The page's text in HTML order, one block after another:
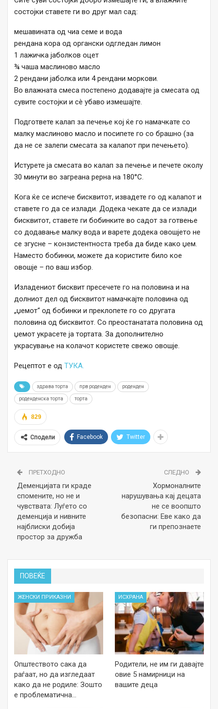
состојки ставете ги во друг мал сад:
мешавината од чиа семе и вода
рендана кора од органски одгледан лимон
1 лажичка јаболков оцет
¾ чаша маслиново масло
2 рендани јаболка или 4 рендани моркови.
Во влажната смеса постепено додавајте ја смесата од
сувите состојки и сè убаво измешајте.
Подгответе калап за печење кој ќе го намачкате со
малку маслиново масло и посипете го со брашно (за
да не се залепи смесата за калапот при печењето).
Истурете ја смесата во калап за печење и печете околу
30 минути во загреана рерна на 180°C.
Кога ќе се испече бисквитот, извадете го од калапот и
ставете го да се излади. Додека чекате да се излади
бисквитот, ставете ги бобинките во садот за готвење
со додавање малку вода и варете додека овошјето не
се згусне – конзистентноста треба да биде како џем.
Наместо бобинки, можете да користите било кое
овошје – по ваш избор.
Изладениот бисквит пресечете го на половина и на
долниот дел од бисквитот намачкајте половина од
„џемот“ од бобинки и преклопете го со другата
половина од бисквитот. Со преостанатата половина од
џемот украсете ја тортата. За дополнително
украсување на колачот користете свежо овошје.
Рецептот е од ТУКА.
здрава торта прв роденден роденден
роденденска торта торта
829
Сподели Facebook Twitter
ПРЕТХОДНО
Деменцијата ги краде
спомените, но не и
чувствата: Луѓето со
деменција и нивните
најблиски добија
простор за дружба
СЛЕДНО
Хормоналните
нарушувања кај децата
не се воопшто
безопасни: Еве како да
ги препознаете
ПОВЕЌЕ
ЖЕНСКИ ПРИКАЗНИ
Општеството сака да
раѓаат, но да изгледаат
како да не родиле: Зошто
е проблематична…
ИСХРАНА
Родители, не им ги давајте
овие 5 намирници на
вашите деца